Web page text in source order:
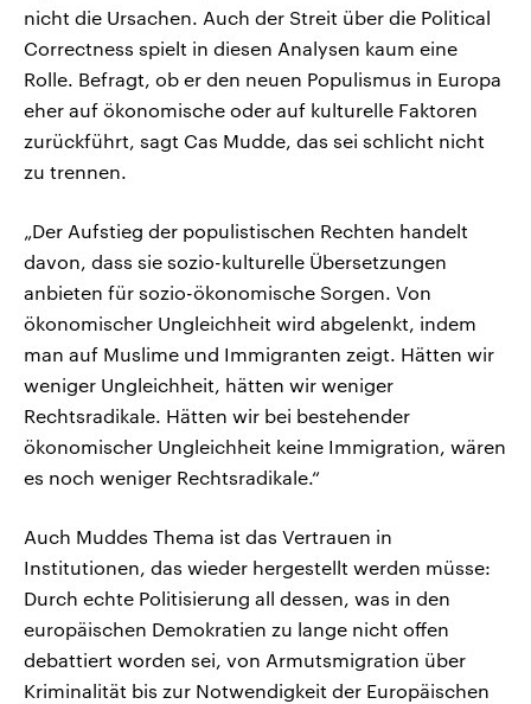
nicht die Ursachen. Auch der Streit über die Political
Correctness spielt in diesen Analysen kaum eine
Rolle. Befragt, ob er den neuen Populismus in Europa
eher auf ökonomische oder auf kulturelle Faktoren
zurückführt, sagt Cas Mudde, das sei schlicht nicht
zu trennen.
„Der Aufstieg der populistischen Rechten handelt
davon, dass sie sozio-kulturelle Übersetzungen
anbieten für sozio-ökonomische Sorgen. Von
ökonomischer Ungleichheit wird abgelenkt, indem
man auf Muslime und Immigranten zeigt. Hätten wir
weniger Ungleichheit, hätten wir weniger
Rechtsradikale. Hätten wir bei bestehender
ökonomischer Ungleichheit keine Immigration, wären
es noch weniger Rechtsradikale.“
Auch Muddes Thema ist das Vertrauen in
Institutionen, das wieder hergestellt werden müsse:
Durch echte Politisierung all dessen, was in den
europäischen Demokratien zu lange nicht offen
debattiert worden sei, von Armutsmigration über
Kriminalität bis zur Notwendigkeit der Europäischen